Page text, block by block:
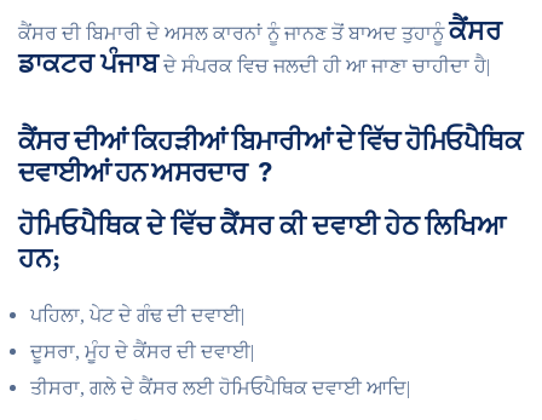
ਕੈਂਸਰ ਦੀ ਬਿਮਾਰੀ ਦੇ ਅਸਲ ਕਾਰਨਾਂ ਨੂੰ ਜਾਨਣ ਤੋਂ ਬਾਅਦ ਤੁਹਾਨੂੰਕੈਂਸਰ
ਡਾਕਟਰ ਪੰਜਾਬਦੇ ਸੰਪਰਕ ਵਿਚ ਜਲਦੀ ਹੀ ਆ ਜਾਣਾ ਚਾਹੀਦਾ ਹੈ|
ਕੈਂਸਰ ਦੀਆਂ ਕਿਹੜੀਆਂ ਬਿਮਾਰੀਆਂ ਦੇ ਵਿੱਚ ਹੋਮਿਓਪੈਥਿਕ
ਦਵਾਈਆਂ ਹਨ ਅਸਰਦਾਰ ?
ਹੋਮਿਓਪੈਥਿਕ ਦੇ ਵਿੱਚ ਕੈਂਸਰ ਕੀ ਦਵਾਈ ਹੇਠ ਲਿਖਿਆ
ਹਨ;
ਪਹਿਲਾ, ਪੇਟ ਦੇ ਗੰਢ ਦੀ ਦਵਾਈ|
ਦੂਸਰਾ, ਮੂੰਹ ਦੇ ਕੈਂਸਰ ਦੀ ਦਵਾਈ|
ਤੀਸਰਾ, ਗਲੇ ਦੇ ਕੈਂਸਰ ਲਈ ਹੋਮਿਓਪੈਥਿਕ ਦਵਾਈ ਆਦਿ|